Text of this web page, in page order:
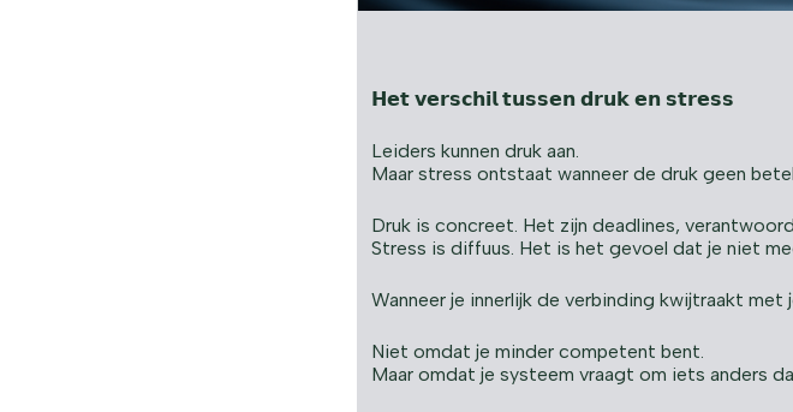
𝗛𝗲𝘁 𝘃𝗲𝗿𝘀𝗰𝗵𝗶𝗹 𝘁𝘂𝘀𝘀𝗲𝗻 𝗱𝗿𝘂𝗸 𝗲𝗻 𝘀𝘁𝗿𝗲𝘀𝘀
Leiders kunnen druk aan.
Maar stress ontstaat wanneer de druk geen
Druk is concreet. Het zijn deadlines,
Stress is diffuus. Het is het gevoel dat je niet
Wanneer je innerlijk de verbinding kwijtraakt
Niet omdat je minder competent bent.
Maar omdat je systeem vraagt om iets anders